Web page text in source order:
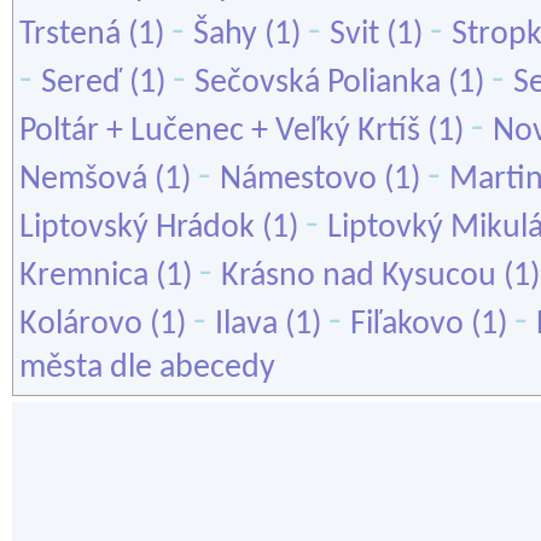
Trstená (1) - Šahy (1) - Svit (1) -
- Sereď (1) - Sečovská Polianka (1) -
Poltár + Lučenec + Veľký Krtíš (1) -
Nemšová (1) - Námestovo (1) -
Liptovský Hrádok (1) - Liptovký
Kremnica (1) - Krásno nad Kysucou
Kolárovo (1) - Ilava (1) - Fiľakovo (1) -
města dle abecedy